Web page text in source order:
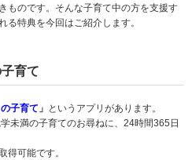
ものです。そんな子育て中の方を支援す
る特典を今回はご紹介します。
育て
子育て 」 というアプリがあります。
未満の子育てのお尋ねに、24時間365日
得可能です。